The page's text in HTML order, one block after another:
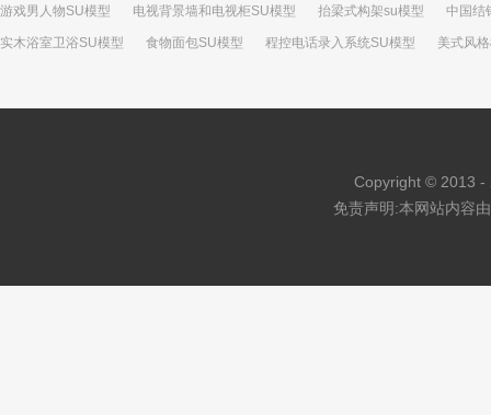
游戏男人物SU模型 电视背景墙和电视柜SU模型 抬梁式构架su模型 中国结
实木浴室卫浴SU模型 食物面包SU模型 程控电话录入系统SU模型 美式风
Copyright © 2013 -
免责声明:本网站内容